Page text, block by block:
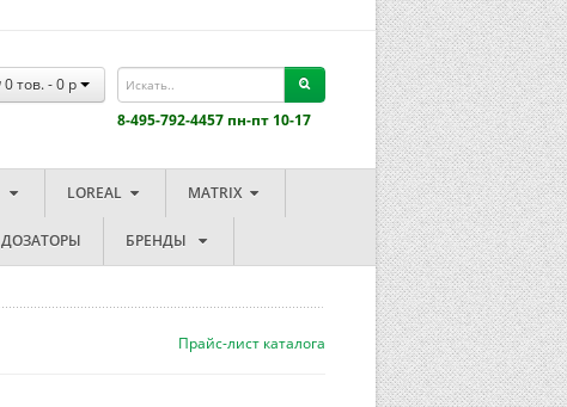
8-495-792-4457 пн-пт 10-17
0тов. -0 p
LOREAL MATRIX
ДОЗАТОРЫ БРЕНДЫ
Прайс-лист каталога